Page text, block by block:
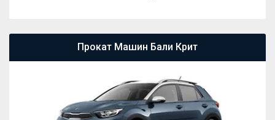
Прокат Машин Бали Крит